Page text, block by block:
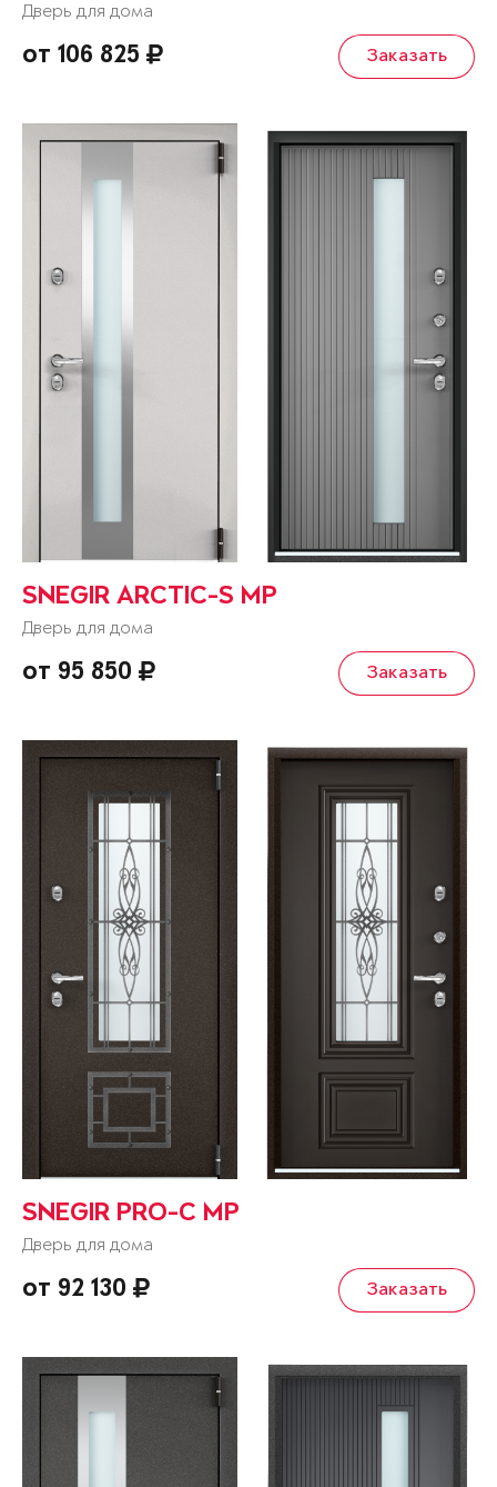
Дверь для дома
от 106 825 Заказать
SNEGIR ARCTIC-S MP
Дверь для дома
от 95 850 Заказать
SNEGIR PRO-C MP
Дверь для дома
от 92 130 Заказать